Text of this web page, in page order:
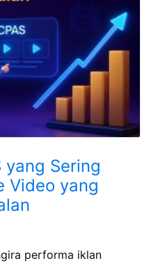
yang Sering
Video yang
performa iklan